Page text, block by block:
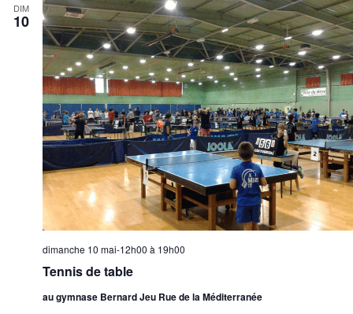
DIM
10
Tennis de table
dimanche 10 mai-12h00 à 19h00
au gymnase Bernard Jeu Rue de la Méditerranée